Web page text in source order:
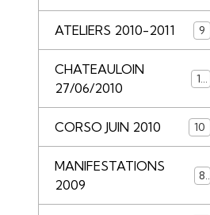
ATELIERS 2010-2011 9
CHATEAULOIN
27/06/2010
18
CORSO JUIN 2010 10
MANIFESTATIONS
2009
8